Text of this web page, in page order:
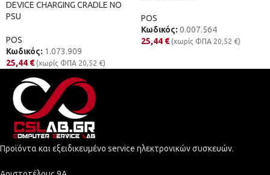
DEVICE CHARGING CRADLE NO
PSU
POS
Κωδικός: 1.073.909
25,44 € (χωρίς ΦΠΑ 20,52 €)
POS
Κωδικός: 0.007.564
25,44 € (χωρίς ΦΠΑ 20,52 €)
Προϊόντα και εξειδικευμένο service ηλεκτρονικών συσκευών.